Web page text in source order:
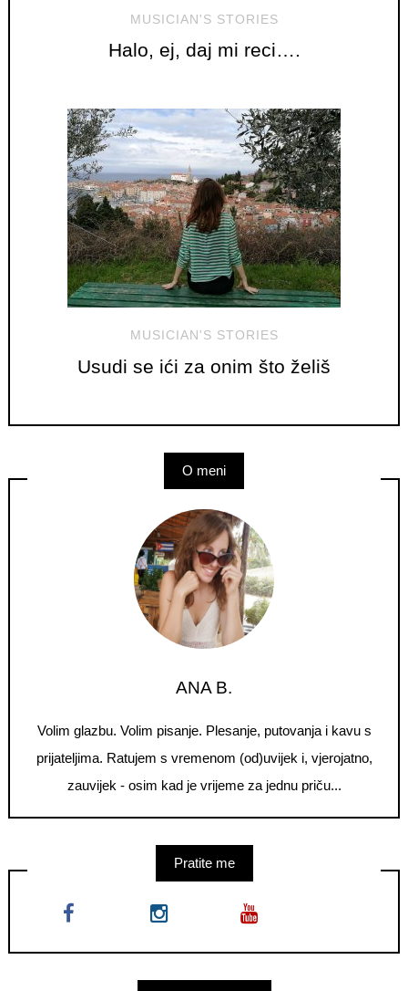
MUSICIAN'S STORIES
Halo, ej, daj mi reci….
MUSICIAN'S STORIES
Usudi se ići za onim što želiš
O meni
ANA B.
Volim glazbu. Volim pisanje. Plesanje, putovanja i kavu s
prijateljima. Ratujem s vremenom (od)uvijek i, vjerojatno,
zauvijek - osim kad je vrijeme za jednu priču...
Pratite me